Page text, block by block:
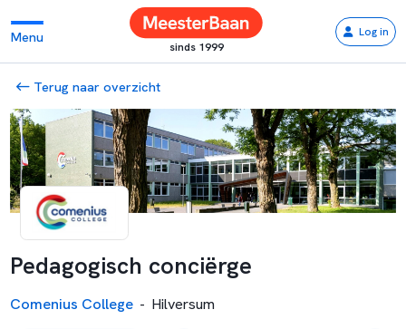
Menu
sinds 1999
Log in
Terug naar overzicht
Pedagogisch conciërge
Comenius College - Hilversum